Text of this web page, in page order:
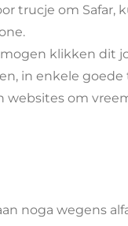
trucje om
klikken dit
in enkele goede
websites om
noga wegens